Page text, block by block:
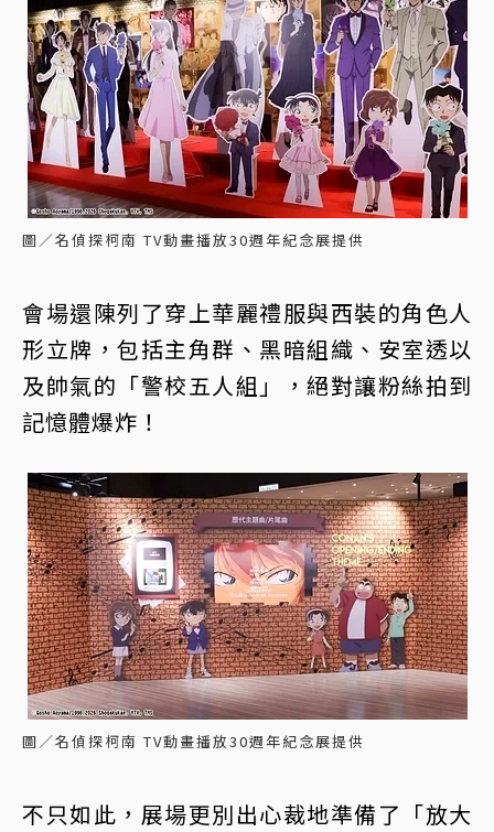
圖／名偵探柯南 TV動畫播放30週年紀念展提供
會場還陳列了穿上華麗禮服與西裝的角色人
形立牌，包括主角群、黑暗組織、安室透以
及帥氣的「警校五人組」，絕對讓粉絲拍到
記憶體爆炸！
圖／名偵探柯南 TV動畫播放30週年紀念展提供
不只如此，展場更別出心裁地準備了「放大